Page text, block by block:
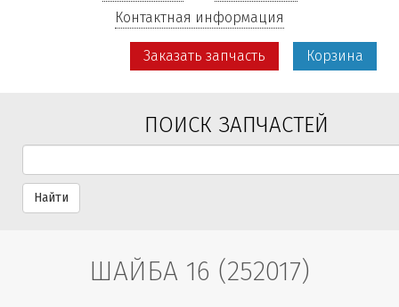
Контактная информация
Заказать запчасть Корзина
ПОИСК ЗАПЧАСТЕЙ
Найти
ШАЙБА 16 (252017)